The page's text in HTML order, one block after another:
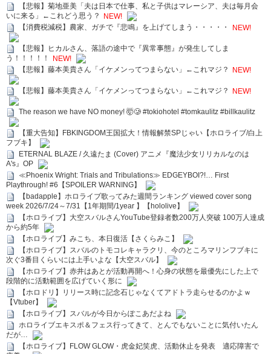
【悲報】菊地亜美「夫は日本で仕事、私と子供はマレーシア、夫は毎月会
いに来る」←これどう思う？
NEW!
【消費税減税】農家、ガチで『悲鳴』を上げてしまう・・・・・
NEW!
【悲報】ヒカルさん、落語の途中で『異常事態』が発生してしま
う！！！！！
NEW!
【悲報】藤本美貴さん「イケメンってつまらない」←これマジ？
NEW!
【悲報】藤本美貴さん「イケメンってつまらない」←これマジ？ NEW!
The reason we have NO money! 🤯🥲 #tokiohotel #tomkaulitz #billkaulitz
【重大告知】FBKINGDOM王国拡大！情報解禁SPじゃい【ホロライブ/白上
フブキ】
ETERNAL BLAZE / 久遠たま (Cover) アニメ『魔法少女リリカルなのは
A's』OP
≪Phoenix Wright: Trials and Tribulations≫ EDGEYBOI?!… First
Playthrough! #6【SPOILER WARNING】
【badapple】ホロライブ歌ってみた週間ランキング viewed cover song
week 2026/7/24～7/31【1年期間/1year 】【hololive】
【ホロライブ】大空スバルさんYouTube登録者数200万人突破 100万人達成
から約5年
【ホロライブ】みこち、本日復活【さくらみこ】
【ホロライブ】スバルのトモコレキャラクリ、今のところマリンフブキに
次ぐ3番目くらいには上手いよな【大空スバル】
【ホロライブ】赤井はあとが活動再開へ！心身の状態を最優先にした上で
段階的に活動範囲を広げていく形に
【ホロドリ】リリース時に記念石じゃなくてアドトラ走らせるのかよｗ
【Vtuber】
【ホロライブ】スバルが今日からぽこあだよね
ホロライブエキスポ＆フェス行ってきて、とんでもないことに気付いたん
だが…
【ホロライブ】FLOW GLOW・虎金妃笑虎、活動休止を発表 適応障害で